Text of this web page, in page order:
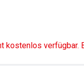
kostenlos verfügbar.